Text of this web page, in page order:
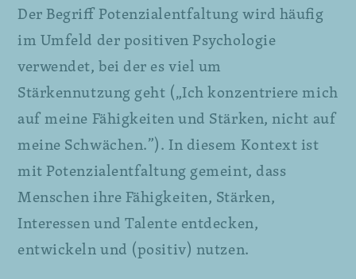
Der Begriff Potenzialentfaltung wird häufig
im Umfeld der positiven Psychologie
verwendet, bei der es viel um
Stärkennutzung geht („Ich konzentriere mich
auf meine Fähigkeiten und Stärken, nicht auf
meine Schwächen.”). In diesem Kontext ist
mit Potenzialentfaltung gemeint, dass
Menschen ihre Fähigkeiten, Stärken,
Interessen und Talente entdecken,
entwickeln und (positiv) nutzen.